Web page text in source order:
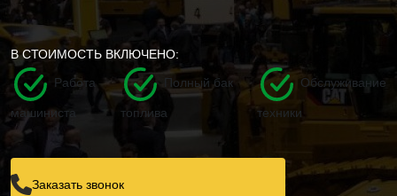
В СТОИМОСТЬ ВКЛЮЧЕНО:
Работа
машиниста
Полный бак
топлива
Обслуживание
техники
Заказать звонок